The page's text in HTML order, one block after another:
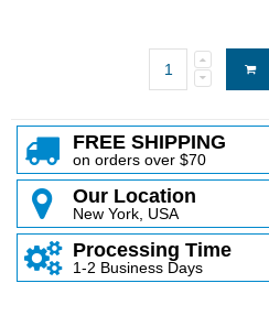
FREE SHIPPING
on orders over $70
Our Location
New York, USA
Processing Time
1-2 Business Days